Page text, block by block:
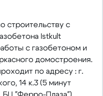
строительству с
Istkult
с газобетоном и
домостроения.
по адресу : г.
14 к.3 (5 минут